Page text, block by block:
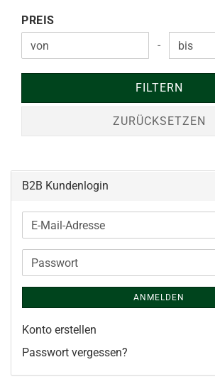
PREIS
PREIS
Preis bis
-
FILTERN
ZURÜCKSETZEN
B2B Kundenlogin
E-
Mail-
Adresse
Passwort
ANMELDEN
Konto erstellen
Passwort vergessen?